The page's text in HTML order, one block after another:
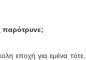
παρότρυνε;
εποχή για εμένα τότε,